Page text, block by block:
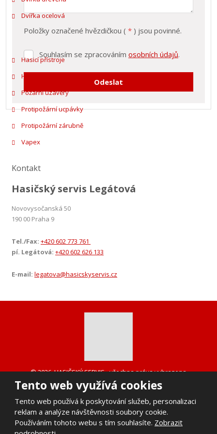
Termíny
dodání:
Následující
Položky označené hvězdičkou ( * ) jsou povinné.
Souhlasím
se
zpracováním
údajů.
Souhlasím se zpracováním osobních údajů.
Odeslat
Formulář
se
nepodařilo
odeslat.
Dvířka ocelová
Hasicí přístroje
Hydranty
Požární uzávěry
Protipožární ucpávky
Protipožární zárubně
Vapex
Kontakt
Hasičský servis Legátová
Novovysočanská 50
190 00 Praha 9
Tel./Fax: +420 602 773 761
pí. Legátová: +420 602 626 133
E-mail: legatova@hasicskyservis.cz
© 2026, HASIČSKÝ SERVIS - všechna práva vyhrazena
Mapa stránek
VYROBILA
Tento web využívá cookies
Tento web používá k poskytování služeb, personalizaci
reklam a analýze návštěvnosti soubory cookie.
Používáním tohoto webu s tím souhlasíte. Zobrazit